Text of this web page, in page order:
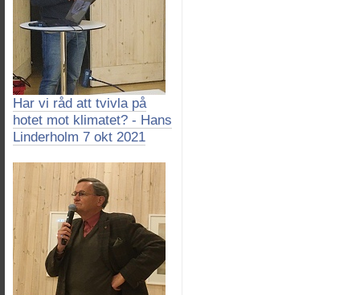
Har vi råd att tvivla på
hotet mot klimatet? - Hans
Linderholm 7 okt 2021